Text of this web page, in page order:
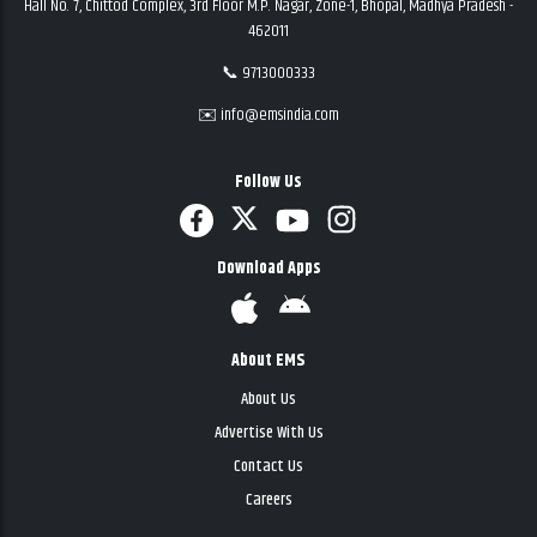
Hall No. 7, Chittod Complex, 3rd Floor M.P. Nagar, Zone-1, Bhopal, Madhya Pradesh -
462011
📞 9713000333
✉️ info@emsindia.com
Follow Us
Download Apps
About EMS
About Us
Advertise With Us
Contact Us
Careers